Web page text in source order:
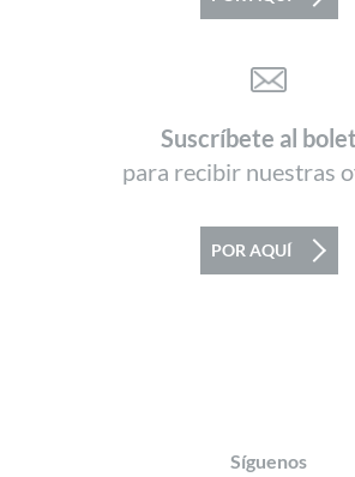
Suscríbete al
para recibir nuestras
POR AQUÍ
Síguenos